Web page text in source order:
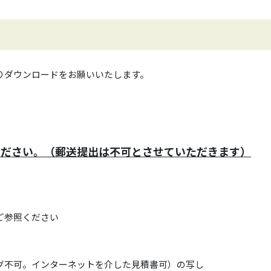
ウンロードをお願いいたします。
さい。（郵送提出は不可とさせていただきます）
照ください
可。インターネットを介した見積書可）の写し